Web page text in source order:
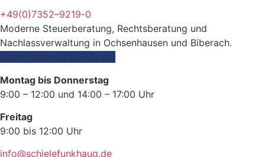
+49(0)7352–9219-0
Moderne Steuerberatung, Rechtsberatung und
Nachlassverwaltung in Ochsenhausen und Biberach.
Unser Team ist für Sie da.
Montag bis Donnerstag
9:00 – 12:00 und 14:00 – 17:00 Uhr
Freitag
9:00 bis 12:00 Uhr
info@schielefunkhaug.de